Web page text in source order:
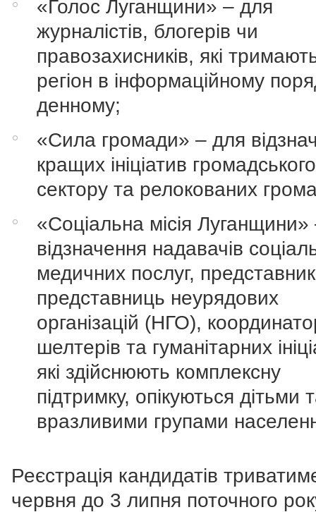
«Голос Луганщини» – для
журналістів, блогерів чи
правозахисників, які
регіон в інформаційному
денному;
«Сила громади» – для
кращих ініціатив громадського
сектору та релокованих
«Соціальна місія
відзначення надавачів
медичних послуг,
представниць неурядових
організацій (НГО),
шелтерів та гуманітарних
які здійснюють комплексну
підтримку, опікуються дітьми
вразливими групами
Реєстрація кандидатів
червня до 3 липня поточного